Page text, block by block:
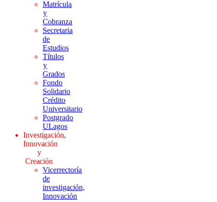
Matrícula
y
Cobranza
Secretaria
de
Estudios
Títulos
y
Grados
Fondo
Solidario
Crédito
Universitario
Postgrado
ULagos
Investigación,
Innovación
y
Creación
Vicerrectoría
de
investigación,
Innovación